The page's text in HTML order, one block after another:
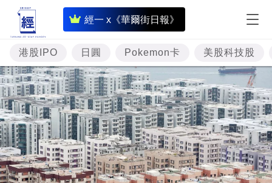
經一 x《華爾街日報》
即
時
財
經
專
題
投
資
樓
港股IPO 日圓 Pokemon卡 美股科技股